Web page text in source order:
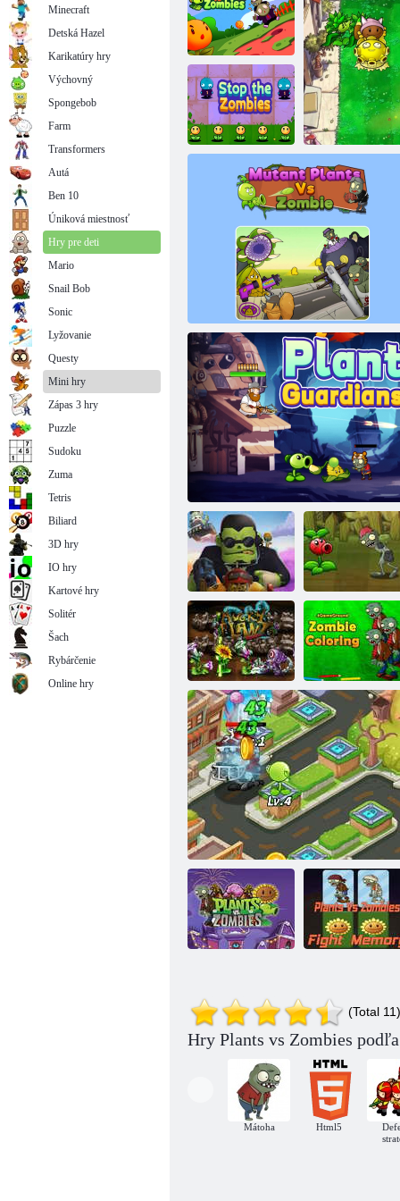
Plants vs Zombies 2: No Garden
Kvety proti
zombie
Hybridné
Zastavte
zombíkov
Mutantné rastliny proti zombie
Strážcovia rastlín
Kombinujte
rastliny a zombie
Zlé rastliny
Zlé kvetinové
rastliny
Zombie
omaľovánka
Plants vs Zombies Unlocked
Rastliny verzus
zombie
pamäťová bitka
(Total 11)
Hry Plants vs Zombies
Mátoha Html5
Minecraft
Detská Hazel
Karikatúry hry
Výchovný
Spongebob
Farm
Transformers
Autá
Ben 10
Úniková miestnosť
Hry pre deti
Mario
Snail Bob
Sonic
Lyžovanie
Questy
Mini hry
Zápas 3 hry
Puzzle
Sudoku
Zuma
Tetris
Biliard
3D hry
IO hry
Kartové hry
Solitér
Šach
Rybárčenie
Online hry